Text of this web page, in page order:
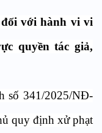
đối với hành vi vi
quyền tác giả,
số 341/2025/NĐ-
quy định xử phạt